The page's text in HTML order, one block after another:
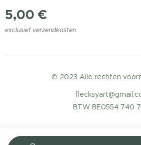
5,00 €
exclusief verzendkosten
© 2023 Alle rechten
BTW BE0554 740